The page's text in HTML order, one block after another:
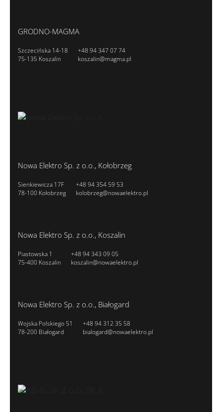
GRODNO-MAGMA
Szczecińska 14-18
75-135 Koszalin
+48 94 347 07 74
koszalin@magma.pl
Nowa Elektro Sp. z o.o., Kołobrzeg
Sienkiewicza 17F
78-100 Kołobrzeg
+48 94 354 59 53
kolobrzeg@nowaelektro.pl
Nowa Elektro Sp. z o.o., Koszalin
Piastowska 1
75-400 Koszalin
+48 94 343 09 05
koszalin@nowaelektro.pl
Nowa Elektro Sp. z o.o., Białogard
Wojska Polskiego 51
78-200 Białogard
+48 94 312 35 58
bialogard@nowaelektro.pl